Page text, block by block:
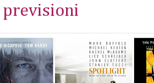
previsioni